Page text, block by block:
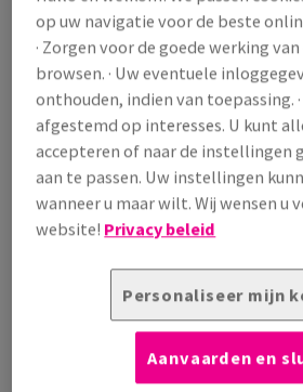
/ 1 000 Vel
(68,8 kg )
VERWACHTE LEVERING 10/08/2026
Pak
Artikel snijden
op uw navigatie voor de beste
· Zorgen voor de goede werking
browsen. · Uw eventuele
onthouden, indien van toepassing.
afgestemd op interesses. U kunt
accepteren of naar de instellingen
aan te passen. Uw instellingen
wanneer u maar wilt. Wij wensen u
website! Privacy beleid
Personaliseer mijn
Aanvaarden en